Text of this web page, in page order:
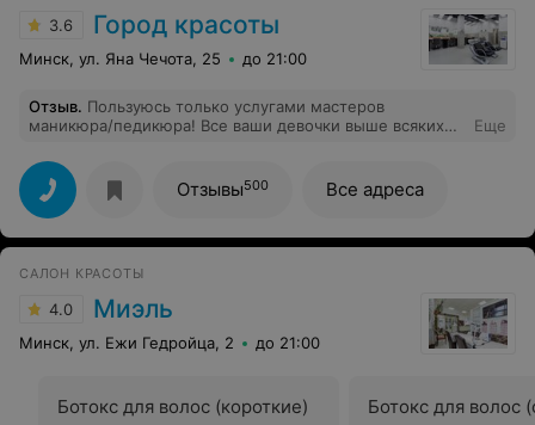
3.6 Город красоты
Минск, ул. Яна Чечота, 25 до 21:00
Отзыв. Пользуюсь только услугами мастеров
маникюра/педикюра! Все ваши девочки выше всяких
мастера! А улыбка Ирины всегда поднимает
настроение!!! Огромное спасибо! Цена/качество на
высоте!
Еще
Отзывы500 Все адреса
САЛОН КРАСОТЫ
4.0 Миэль
Минск, ул. Ежи Гедройца, 2 до 21:00
Ботокс для волос (короткие)
Ботокс для волос